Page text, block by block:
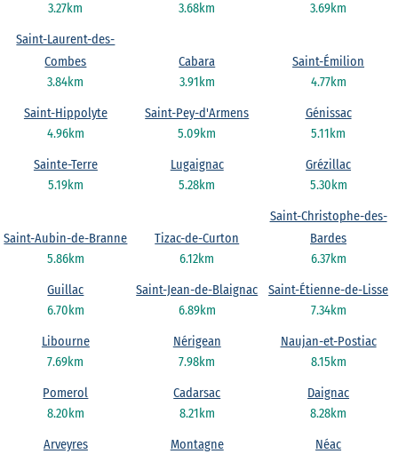
3.27km
3.68km
3.69km
3.84km
Saint-Laurent-des-
Combes
3.91km
Cabara
4.77km
Saint-Émilion
4.96km
Saint-Hippolyte
5.09km
Saint-Pey-d'Armens
5.11km
Génissac
5.19km
Sainte-Terre
5.28km
Lugaignac
5.30km
Grézillac
5.86km
Saint-Aubin-de-Branne
6.12km
Tizac-de-Curton
6.37km
Saint-Christophe-des-
Bardes
6.70km
Guillac
6.89km
Saint-Jean-de-Blaignac
7.34km
Saint-Étienne-de-Lisse
7.69km
Libourne
7.98km
Nérigean
8.15km
Naujan-et-Postiac
8.20km
Pomerol
8.21km
Cadarsac
8.28km
Daignac
Arveyres
Montagne
Néac